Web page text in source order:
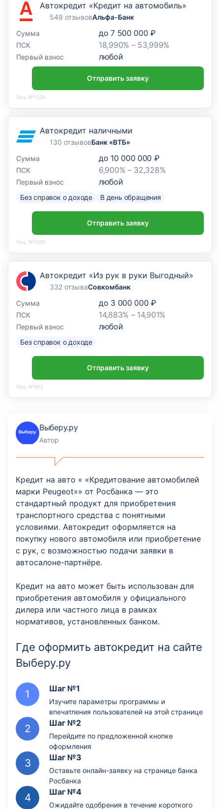
Дополнительный офис «Бабушкинский»
129281, г. Москва, ул. Менжинского, д. 38, корп. 2,
Автокредит «Кредит на автомобиль»
549 отзывовАльфа-Банк
Сумма
до 7 500 000 ₽
ПСК 18,990% – 53,999%
Первый взнос любой
Отправить заявку
Лиц. №1326
Автокредит наличными
130 отзывовБанк «ВТБ»
Сумма
до 10 000 000 ₽
ПСК 6,900% – 32,328%
Первый взнос любой
Без справок о доходе В день обращения
Отправить заявку
Лиц. №1000
Автокредит «Из рук в руки Выгодный»
332 отзываСовкомбанк
Сумма
до 3 000 000 ₽
ПСК 14,883% – 14,901%
Первый взнос любой
Без справок о доходе
Отправить заявку
Лиц. №963
Выберу.ру
Автор
Кредит на авто « «Кредитование автомобилей
марки Peugeot»» от Росбанка — это
стандартный продукт для приобретения
транспортного средства с понятными
условиями. Автокредит оформляется на
покупку нового автомобиля или приобретение
с рук, с возможностью подачи заявки в
автосалоне-партнёре.
Кредит на авто может быть использован для
приобретения автомобиля у официального
дилера или частного лица в рамках
нормативов, установленных банком.
Где оформить автокредит на сайте
Выберу.ру
Шаг №1
Изучите параметры программы и
впечатления пользователей на этой странице
Шаг №2
Перейдите по предложенной кнопке
оформления
Шаг №3
Оставьте онлайн-заявку на странице банка
Росбанка
Шаг №4
Ожидайте одобрения в течение короткого